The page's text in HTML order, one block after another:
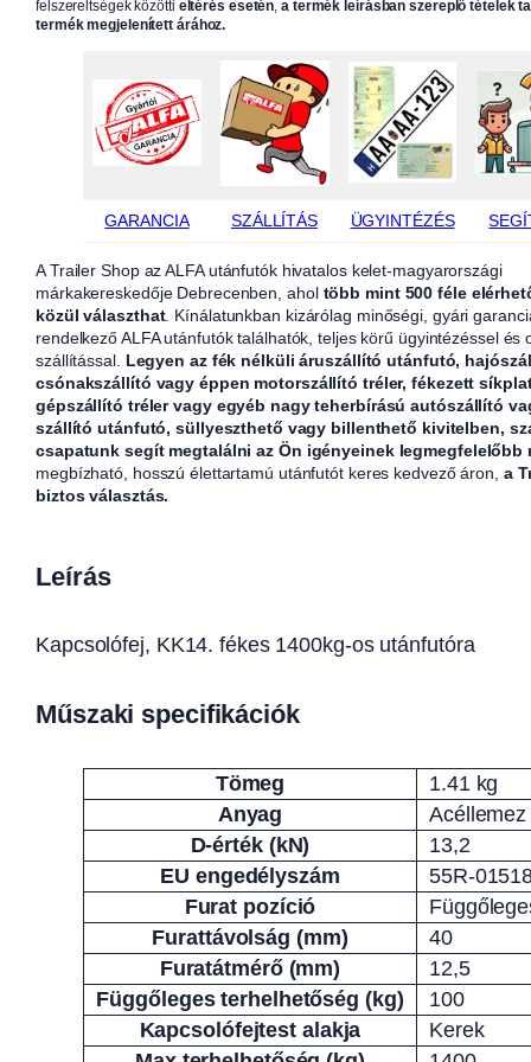
felszereltségek közötti eltérés esetén ,a termék leírásban szereplő tételek
termék megjelenített árához.
GARANCIA SZÁLLÍTÁS ÜGYINTÉZÉS
A Trailer Shop az ALFA utánfutók hivatalos kelet-magyarországi
márkakereskedője Debrecenben, ahol több mint 500 féle
közül választhat. Kínálatunkban kizárólag minőségi, gyári
rendelkező ALFA utánfutók találhatók, teljes körű ügyintézéssel és
szállítással. Legyen az fék nélküli áruszállító utánfutó,
csónakszállító vagy éppen motorszállító tréler, fékezett
gépszállító tréler vagy egyéb nagy teherbírású autószállító
szállító utánfutó, süllyeszthető vagy billenthető kivitelben,
csapatunk segít megtalálni az Ön igényeinek legmegfelelőbb
megbízható, hosszú élettartamú utánfutót keres kedvező áron, a
biztos választás.
Leírás
Kapcsolófej, KK14. fékes 1400kg-os utánfutóra
Műszaki specifikációk
Attribútumok Érték
Tömeg
1.41 kg
Anyag
Acéllemez
D-érték (kN)
13,2
EU engedélyszám
55R-
Furat pozíció
Furattávolság (mm)
40
Furatátmérő (mm)
12,5
Függőleges terhelhetőség (kg)
100
Kapcsolófejtest alakja
Kerek